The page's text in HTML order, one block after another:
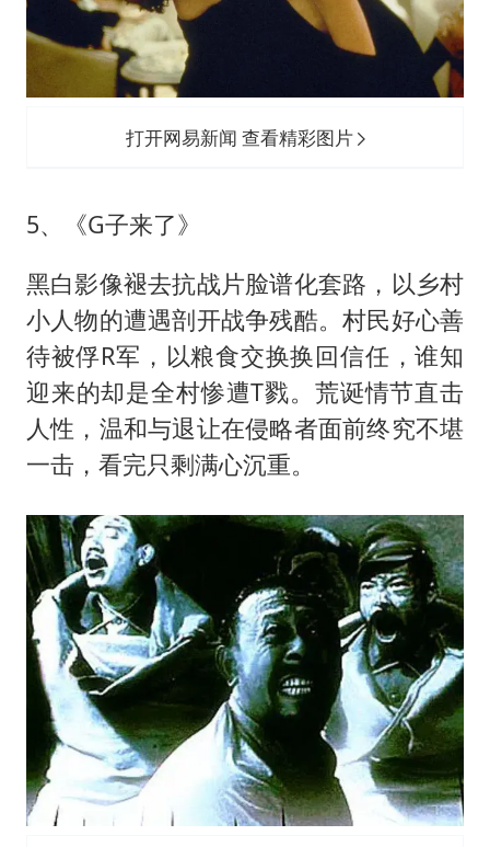
打开网易新闻 查看精彩图片
5、《G子来了》
黑白影像褪去抗战片脸谱化套路，以乡村
小人物的遭遇剖开战争残酷。村民好心善
待被俘R军，以粮食交换换回信任，谁知
迎来的却是全村惨遭T戮。荒诞情节直击
人性，温和与退让在侵略者面前终究不堪
一击，看完只剩满心沉重。